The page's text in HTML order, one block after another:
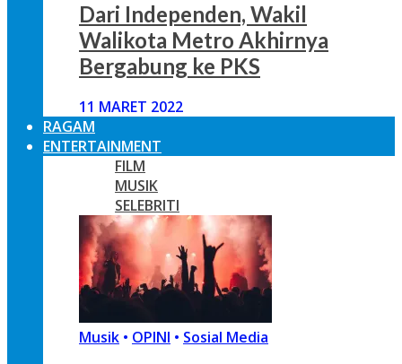
Dari Independen, Wakil
Walikota Metro Akhirnya
Bergabung ke PKS
11 MARET 2022
RAGAM
ENTERTAINMENT
FILM
MUSIK
SELEBRITI
Musik • OPINI • Sosial Media